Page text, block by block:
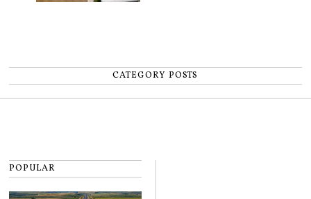
CATEGORY POSTS
POPULAR